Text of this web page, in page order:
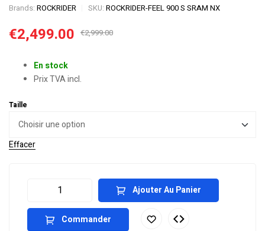
Brands: ROCKRIDER SKU: ROCKRIDER-FEEL 900 S SRAM NX
€2,999.00
€2,499.00
En stock
Prix TVA incl.
Taille
Effacer
Ajouter Au Panier
Commander